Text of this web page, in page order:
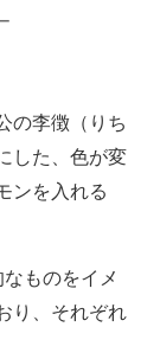
の李徴（りち
した、色が変
ンを入れる
ものをイメ
り、それぞれ